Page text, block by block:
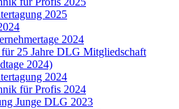
2025
2024
25 Jahre DLG Mitgliedschaft
2024)
2024
für Profis 2024
Junge DLG 2023